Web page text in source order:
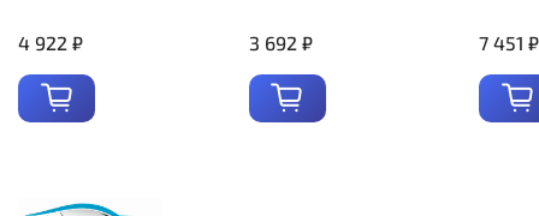
4 922 ₽ 3 692 ₽ 7 451 ₽